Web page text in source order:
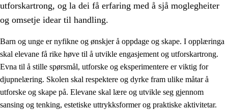
1. Verdigrunnlaget i opplæringa
1.1 Menneskeverdet
Identitet og kulturelt mangfald
utforskartrong, og la dei få erfaring med å sjå moglegheiter
og omsetje idear til handling.
Barn og unge er nyfikne og ønskjer å oppdage og skape. I opplæringa
skal elevane få rike høve til å utvikle engasjement og utforskartrong.
Evna til å stille spørsmål, utforske og eksperimentere er viktig for
djupnelæring. Skolen skal respektere og dyrke fram ulike måtar å
utforske og skape på. Elevane skal lære og utvikle seg gjennom
sansing og tenking, estetiske uttrykksformer og praktiske aktivitetar.